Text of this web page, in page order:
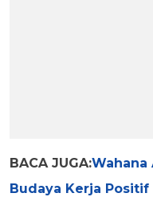
BACA JUGA:Wahana
Budaya Kerja